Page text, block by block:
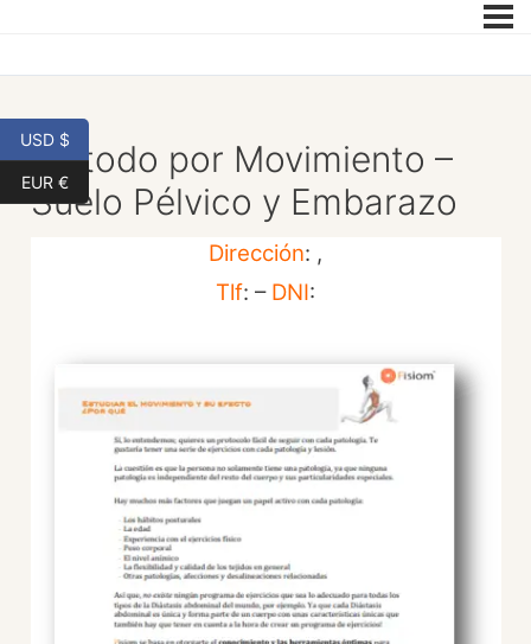
Método por Movimiento –
Suelo Pélvico y Embarazo
Dirección: ,
Tlf: – DNI:
USD $
EUR €